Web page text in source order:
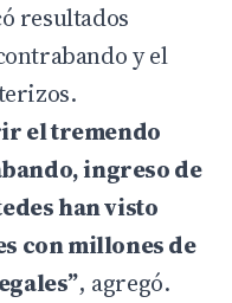
resultados
y el
el tremendo
ingreso de
han visto
con millones de
, agregó.